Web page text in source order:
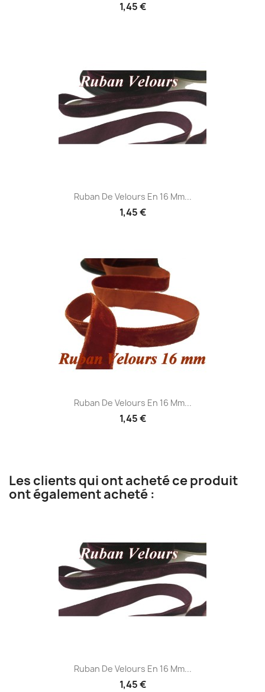
1,45 €
Ruban De Velours En 16 Mm...
1,45 €
Ruban De Velours En 16 Mm...
1,45 €
Les clients qui ont acheté ce produit
ont également acheté :
Ruban De Velours En 16 Mm...
1,45 €